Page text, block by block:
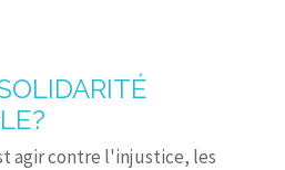
agir contre l'injustice, les